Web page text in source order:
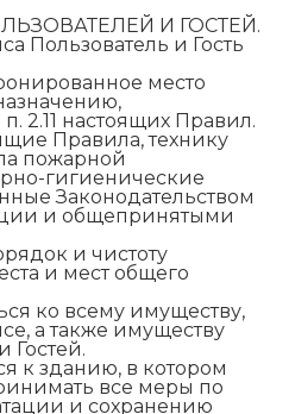
И ГОСТЕЙ.
Пользователь и Гость
место
2.11 настоящих Правил.
Правила, технику
пожарной
гигиенические
Законодательством
и общепринятыми
и чистоту
и мест общего
ко всему имуществу,
а также имуществу
Гостей.
к зданию, в котором
все меры по
и сохранению